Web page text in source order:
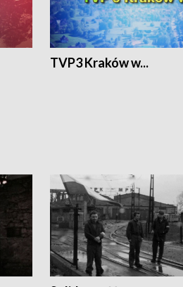
TVP3 Kraków w...